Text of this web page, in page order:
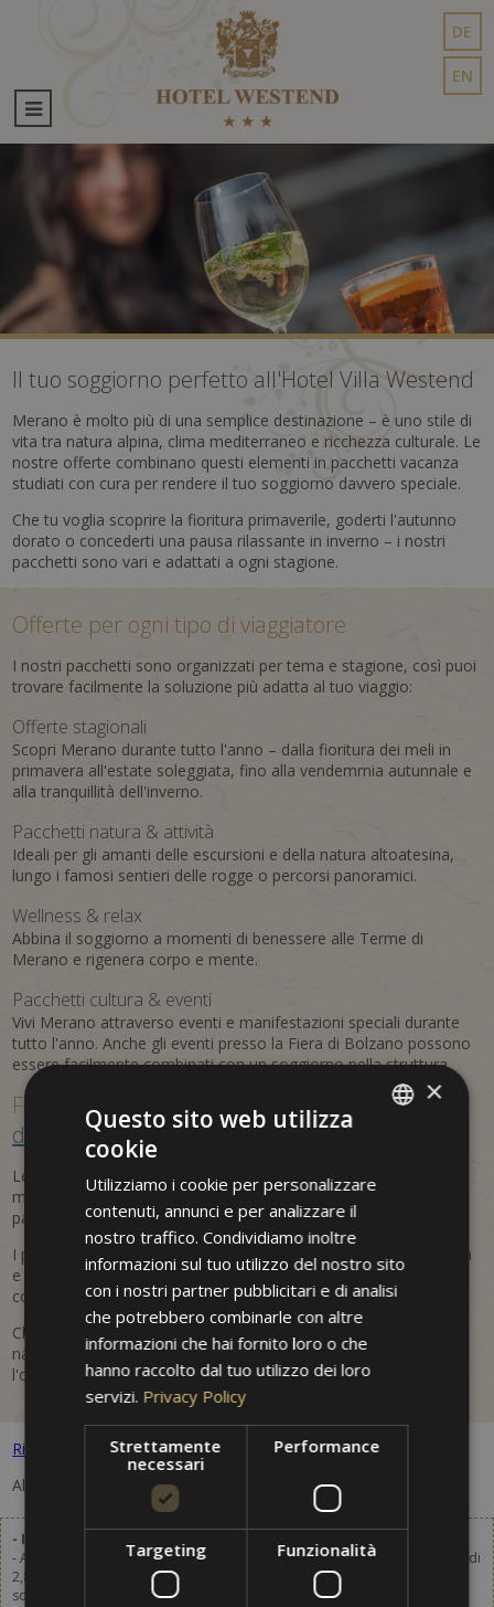
DE
EN
Il tuo soggiorno perfetto all'Hotel Villa Westend
Merano è molto più di una semplice destinazione – è uno stile di
vita tra natura alpina, clima mediterraneo e ricchezza culturale. Le
nostre offerte combinano questi elementi in pacchetti vacanza
studiati con cura per rendere il tuo soggiorno davvero speciale.
Che tu voglia scoprire la fioritura primaverile, goderti l'autunno
dorato o concederti una pausa rilassante in inverno – i nostri
pacchetti sono vari e adattati a ogni stagione.
Offerte per ogni tipo di viaggiatore
I nostri pacchetti sono organizzati per tema e stagione, così puoi
trovare facilmente la soluzione più adatta al tuo viaggio:
Offerte stagionali
Scopri Merano durante tutto l'anno – dalla fioritura dei meli in
primavera all'estate soleggiata, fino alla vendemmia autunnale e
alla tranquillità dell'inverno.
Pacchetti natura & attività
Ideali per gli amanti delle escursioni e della natura altoatesina,
lungo i famosi sentieri delle rogge o percorsi panoramici.
Wellness & relax
Abbina il soggiorno a momenti di benessere alle Terme di
Merano e rigenera corpo e mente.
Pacchetti cultura & eventi
Vivi Merano attraverso eventi e manifestazioni speciali durante
tutto l'anno. Anche gli eventi presso la Fiera di Bolzano possono
essere facilmente combinati con un soggiorno nella struttura.
Flessibili, personalizzati e
prenotabili
direttamente
Le offerte sono flessibili e aggiornate regolarmente. In questo
modo puoi approfittare di vantaggi stagionali, servizi inclusi e
pacchetti su misura per la tua vacanza a Merano.
I prezzi sono dinamici e possono variare in base alla disponibilità
e al periodo di prenotazione. Le tariffe indicate sono da
considerarsi indicative e non vincolanti.
Che si tratti di una fuga romantica, di una vacanza attiva nella
natura o di un viaggio culturale – all'Hotel Villa Westend troverai
l'offerta perfetta per il tuo soggiorno.
Ritorni alle offerte
Al momento non ci sono offerte disponibili.
- Imposta di soggiorno esclusa.
- Ai prezzi indicati da qualsiasi listino, va aggiunta l'imposta di soggiorno di
2,80 € a persona e giorno (a partire dai 14 anni). Dal 1.1.2024 l’imposta di
soggiorno sarà aumentata. Dettagli a breve.
GERMAN
×
Questo sito web utilizza
cookie
Utilizziamo i cookie per personalizzare
contenuti, annunci e per analizzare il
nostro traffico. Condividiamo inoltre
informazioni sul tuo utilizzo del nostro sito
con i nostri partner pubblicitari e di analisi
che potrebbero combinarle con altre
informazioni che hai fornito loro o che
hanno raccolto dal tuo utilizzo dei loro
servizi. Privacy Policy
Strettamente
necessari
Performance
Targeting Funzionalità